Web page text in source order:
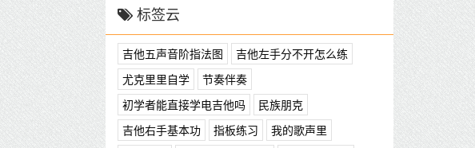
标签云
吉他五声音阶指法图
吉他左手分不开怎么练
尤克里里自学
节奏伴奏
初学者能直接学电吉他吗
民族朋克
吉他右手基本功
指板练习
我的歌声里